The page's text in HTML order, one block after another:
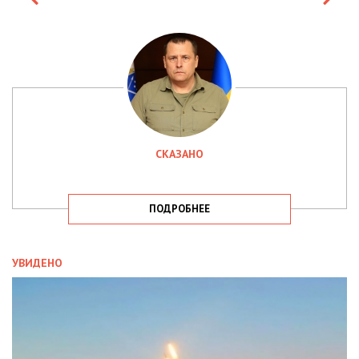
СКАЗАНО
ПОДРОБНЕЕ
УВИДЕНО